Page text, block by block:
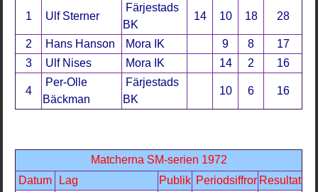
1 Ulf Sterner
Färjestads
BK
14 10 18 28
2 Hans Hanson Mora IK 9 8
17
3
Ulf Nises Mora IK 14 2 16
4
Per-Olle
Bäckman
Färjestads
BK
10 6 16
Matcherna SM-serien 1972
Datum
Lag Publik Periodsiffror Resultat